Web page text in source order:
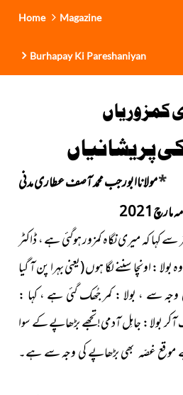
Home Magazine
Burhapay Ki Pareshaniyan
کمزوریاں
پریشانیاں
*مولاناابورجب محمد آصف عطاری مدنی
مارچ2021
کہ میری نگاہ کمزور ہوگئی ہے ، ڈاکٹر
: اونچا سننے لگا ہوں(یعنی بہرا پن آ گیا
سے ، بولا : کمر جُھک گئی ہے ، کہا :
بولا : جاہِل آدمی! تجھے بڑھاپے کے سوا
موقع غصّہبھی بڑھاپے کی وجہ سے ہے۔